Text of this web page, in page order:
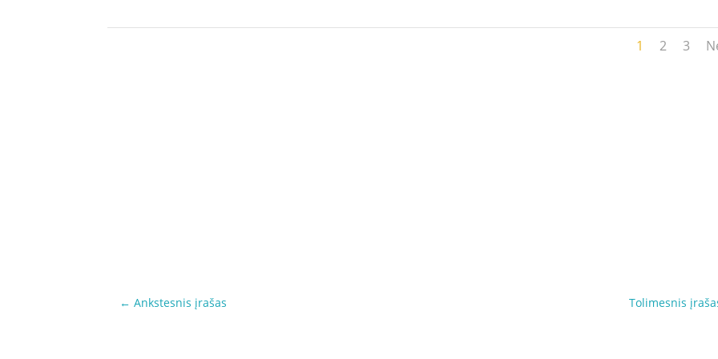
1 2 3
←Ankstesnis įrašas Tolimesnis